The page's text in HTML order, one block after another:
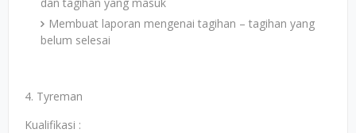
Membuat laporan mengenai tagihan – tagihan yang
belum selesai
4. Tyreman
Kualifikasi :